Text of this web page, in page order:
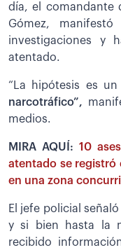
día, el comandante
Gómez,
investigaciones y
atentado.
“La hipótesis es
narcotráfico”,
medios.
MIRA AQUÍ:10
atentado se registró
en una zona
El jefe policial
y si bien hasta la
recibido